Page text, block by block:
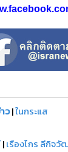
ว|ในกระแส
|เรืองไกร ลีกิจวั